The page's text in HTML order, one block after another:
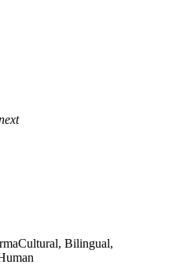
Bilingual,